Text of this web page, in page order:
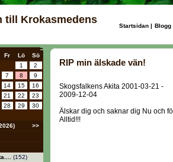
till Krokasmedens
Startsidan | Blogg
Fr Lö
Sö
1
2
7 8
9
14 15
16
21 22
23
28 29
30
>>
(152)
RIP min älskade vän!
Skogsfalkens Akita 2001-03-21 -
2009-12-04
Älskar dig och saknar dig Nu och
Alltid!!!